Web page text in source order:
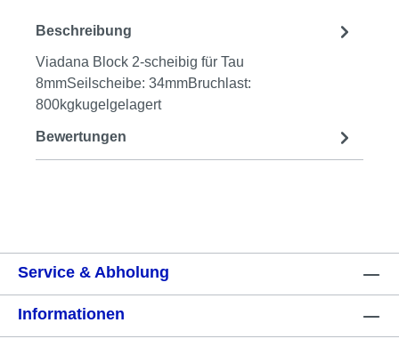
Beschreibung
Viadana Block 2-scheibig für Tau
8mmSeilscheibe: 34mmBruchlast:
800kgkugelgelagert
Bewertungen
Service & Abholung
Informationen